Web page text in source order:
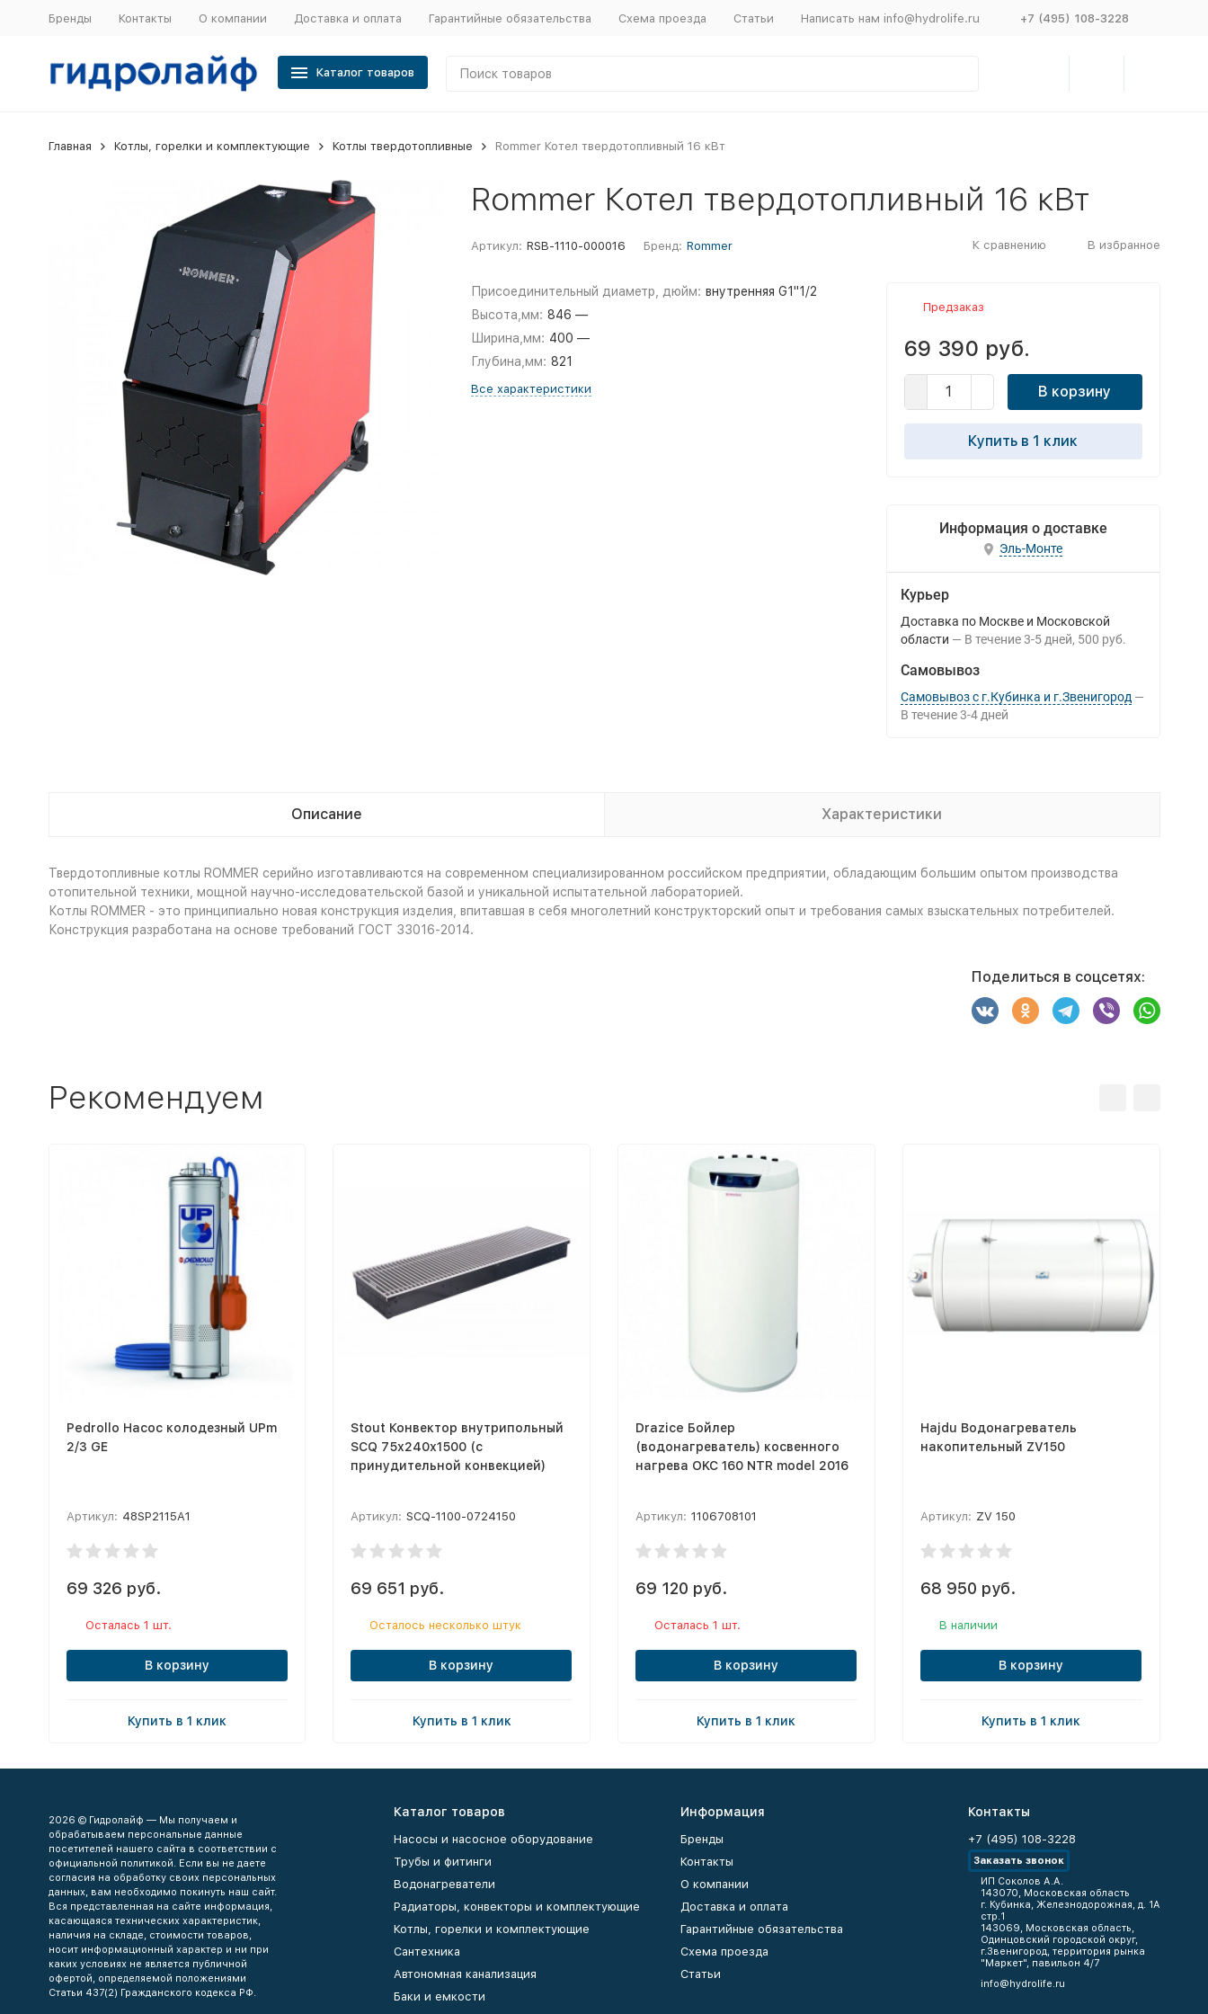
Бренды Контакты О компании Доставка и оплата Гарантийные обязательства Схема проезда Статьи Написать нам info@hydrolife.ru +7 (495) 108-3228
Каталог товаров
Главная Котлы, горелки и комплектующие Котлы твердотопливные Rommer Котел твердотопливный 16 кВт
Rommer Котел твердотопливный 16 кВт
Артикул: RSB-1110-000016 Бренд: Rommer К сравнению В избранное
Присоединительный диаметр, дюйм: внутренняя G1"1/2
Высота,мм: 846 —
Ширина,мм: 400 —
Глубина,мм: 821
Все характеристики
Предзаказ
69 390 руб.
В корзину
Купить в 1 клик
Информация о доставке
Эль-Монте
Курьер
Доставка по Москве и Московской
области
В течение 3-5 дней 500 руб.
Самовывоз
Самовывоз с г.Кубинка и г.Звенигород
В течение 3-4 дней
Описание Характеристики
Твердотопливные котлы ROMMER серийно изготавливаются на современном специализированном российском предприятии, обладающим большим опытом производства
отопительной техники, мощной научно-исследовательской базой и уникальной испытательной лабораторией.
Котлы ROMMER - это принципиально новая конструкция изделия, впитавшая в себя многолетний конструкторский опыт и требования самых взыскательных потребителей.
Конструкция разработана на основе требований ГОСТ 33016-2014.
Поделиться в соцсетях:
Рекомендуем
Pedrollo Насос колодезный UPm
2/3 GE
Артикул: 48SP2115A1
69 326 руб.
Осталась 1 шт.
В корзину
Купить в 1 клик
Stout Конвектор внутрипольный
SCQ 75х240х1500 (с
принудительной конвекцией)
Артикул: SCQ-1100-0724150
69 651 руб.
Осталось несколько штук
В корзину
Купить в 1 клик
Drazice Бойлер
(водонагреватель) косвенного
нагрева OKC 160 NTR model 2016
Артикул: 1106708101
69 120 руб.
Осталась 1 шт.
В корзину
Купить в 1 клик
Hajdu Водонагреватель
накопительный ZV150
Артикул: ZV 150
68 950 руб.
В наличии
В корзину
Купить в 1 клик
2026 © Гидролайф — Мы получаем и
обрабатываем персональные данные
посетителей нашего сайта в соответствии с
официальной политикой. Если вы не даете
согласия на обработку своих персональных
данных, вам необходимо покинуть наш сайт.
Вся представленная на сайте информация,
касающаяся технических характеристик,
наличия на складе, стоимости товаров,
носит информационный характер и ни при
каких условиях не является публичной
офертой, определяемой положениями
Статьи 437(2) Гражданского кодекса РФ.
Каталог товаров
Насосы и насосное оборудование
Трубы и фитинги
Водонагреватели
Радиаторы, конвекторы и комплектующие
Котлы, горелки и комплектующие
Сантехника
Автономная канализация
Баки и емкости
Информация
Бренды
Контакты
О компании
Доставка и оплата
Гарантийные обязательства
Схема проезда
Статьи
Контакты
+7 (495) 108-3228
Заказать звонок
ИП Соколов А.А.
143070, Московская область
г. Кубинка, Железнодорожная, д. 1А
стр.1
143069, Московская область,
Одинцовский городской округ,
г.Звенигород, территория рынка
"Маркет", павильон 4/7
info@hydrolife.ru